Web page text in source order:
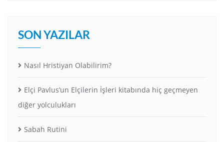
SON YAZILAR
Nasıl Hristiyan Olabilirim?
Elçi Pavlus’un Elçilerin İşleri kitabında hiç geçmeyen
diğer yolculukları
Sabah Rutini